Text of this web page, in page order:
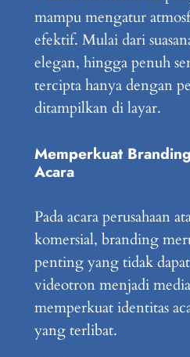
mampu mengatur
efektif. Mulai dari
elegan, hingga penuh
tercipta hanya dengan
ditampilkan di layar.
Memperkuat
Acara
Pada acara perusahaan
komersial, branding
penting yang tidak
videotron menjadi
memperkuat identitas
yang terlibat.